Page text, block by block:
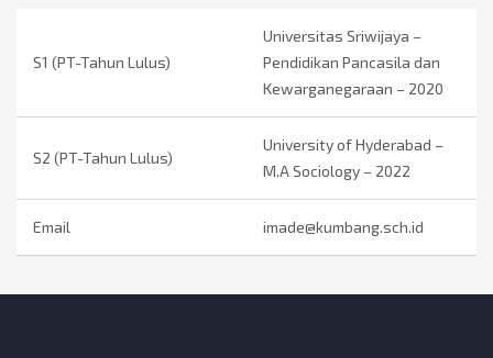
S1 (PT-Tahun Lulus)
Universitas Sriwijaya –
Pendidikan Pancasila dan
Kewarganegaraan – 2020
S2 (PT-Tahun Lulus)
University of Hyderabad –
M.A Sociology – 2022
Email imade@kumbang.sch.id